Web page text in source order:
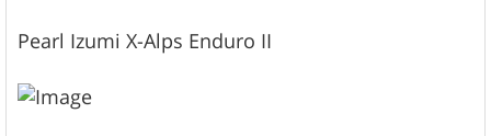
Pearl Izumi X-Alps Enduro II